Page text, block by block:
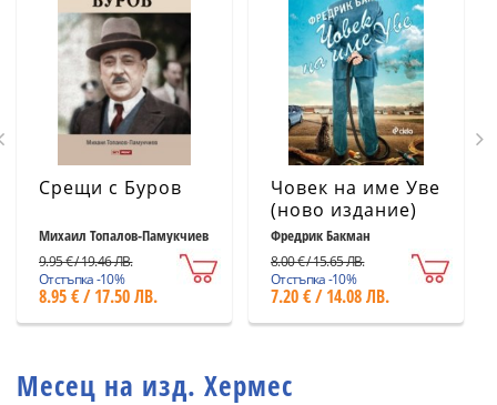
Срещи с Буров
Михаил Топалов-Памукчиев
9.95 € / 19.46 ЛВ.
Отстъпка -10%
8.95 € / 17.50 ЛВ.
Човек на име Уве
(ново издание)
Фредрик Бакман
8.00 € / 15.65 ЛВ.
Отстъпка -10%
7.20 € / 14.08 ЛВ.
Месец на изд. Хермес